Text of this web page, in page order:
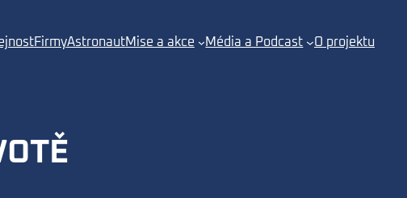
FirmyAstronautMise a akce Média a Podcast O projektu